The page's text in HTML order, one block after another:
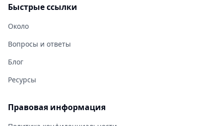
Быстрые ссылки
Около
Вопросы и ответы
Блог
Ресурсы
Правовая информация